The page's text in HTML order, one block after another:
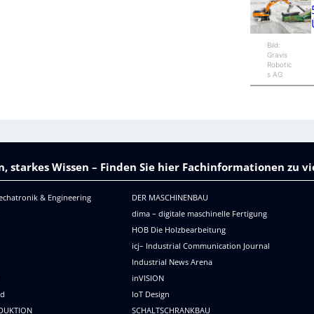
Bild:
Gravis
Robotic
s AG
starkes Wissen – Finden Sie hier Fachinformationen zu
& Engineering
DER MASCHINENBAU
dima – digitale maschinelle Fertigung
HOB Die Holzbearbeitung
icj– Industrial Communication Journal
Industrial News Arena
inVISION
IoT Design
SCHALTSCHRANKBAU